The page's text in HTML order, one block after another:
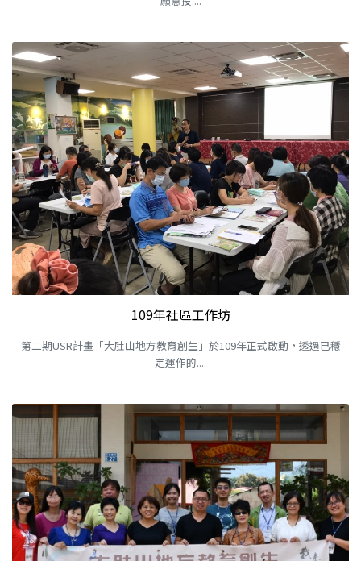
109年社區工作坊
第二期USR計畫「大肚山地方教育創生」於109年正式啟動，透過已穩
定運作的....